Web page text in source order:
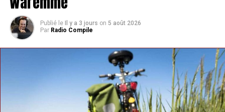
Publié le Il y a 3 jours on 5 août 2026
Par Radio Compile